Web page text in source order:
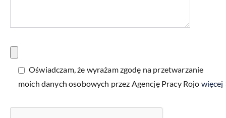
Oświadczam, że wyrażam zgodę na przetwarzanie
moich danych osobowych przez Agencję Pracy Rojo więcej